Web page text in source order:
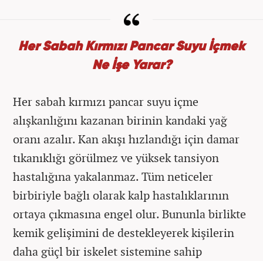
Her Sabah Kırmızı Pancar Suyu İçmek
Ne İşe Yarar?
Her sabah kırmızı pancar suyu içme
alışkanlığını kazanan birinin kandaki yağ
oranı azalır. Kan akışı hızlandığı için damar
tıkanıklığı görülmez ve yüksek tansiyon
hastalığına yakalanmaz. Tüm neticeler
birbiriyle bağlı olarak kalp hastalıklarının
ortaya çıkmasına engel olur. Bununla birlikte
kemik gelişimini de destekleyerek kişilerin
daha güçl bir iskelet sistemine sahip